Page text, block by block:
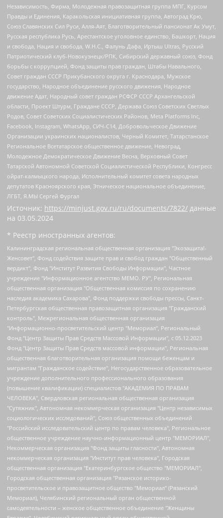
Независимость, Фирма, Молодежная правозащитная группа МПГ, Курсом
Правды и Единения, Каракольская инициативная группа, Автоград Крю,
Союз Славянских Сил Руси, Алля-Аят, Благотворительный пансионат Ак Умут,
Русская республика Русь, Арестантское уголовное единство, Башкорт, Нация
и свобода, Нация и свобода, W.H.С., Фалунь Дафа, Иртыш Ultras, Русский
Патриотический клуб-Новокузнецк/РПК, Сибирский державный союз, Фонд
борьбы с коррупцией, Фонд защиты прав граждан, Штабы Навального,
Совет граждан СССР Прикубанского округа г. Краснодара, Мужское
государство, Народное объединение русского движения, Народное
движение Адат, Народный совет граждан РСФСР СССР Архангельской
области, Проект Штурм, Граждане СССР, Держава Союз Советских Светлых
Родов, Совет Советских Социалистических Районов, Meta Platforms Inc,
Facebook, Instagram, WhatsApp, СИЧ-С14, Добровольческое Движение
Организации украинских националистов, Черный Комитет, Татарстанское
Региональное Всетатарское общественное движение, Невоград,
Молодежное Демократическое Движение Весна, Верховный Совет
Татарской Автономной Советской Социалистической Республики, Конгресс
ойрат-калмыцкого народа, Исполнительный комитет совета народных
депутатов Красноярского края, Этническое национальное объединение,
ЛГБТ, Я.МЫ Сергей Фургал
Источник: https://minjust.gov.ru/ru/documents/7822/ данные
на 03.05.2024
* Реестр иностранных агентов:
Калининградская региональная общественная организация "Экозащита!-Женсовет", Фонд содействия защите прав и свобод граждан "Общественный вердикт", Фонд "Институт Развития Свободы Информации", Частное учреждение "Информационное агентство МЕМО. РУ", Региональная общественная организация "Общественная комиссия по сохранению наследия академика Сахарова", Фонд поддержки свободы прессы, Санкт-Петербургская общественная правозащитная организация "Гражданский контроль", Межрегиональная общественная организация "Информационно-просветительский центр "Мемориал", Региональный Фонд "Центр Защиты Прав Средств Массовой Информации", с 05.12.2023 Фонд "Центр Защиты Прав Средств массовой информации", Региональная общественная благотворительная организация помощи беженцам и мигрантам "Гражданское содействие", Негосударственное образовательное учреждение дополнительного профессионального образования (повышение квалификации) специалистов "АКАДЕМИЯ ПО ПРАВАМ ЧЕЛОВЕКА", Свердловская региональная общественная организация "Сутяжник", Автономная некоммерческая организация "Центр независимых социологических исследований", Союз общественных объединений "Российский исследовательский центр по правам человека", Региональное общественное учреждение научно-информационный центр "МЕМОРИАЛ", Некоммерческая организация "Фонд защиты гласности", Автономная некоммерческая организация "Институт прав человека", Городская общественная организация "Екатеринбургское общество "МЕМОРИАЛ", Городская общественная организация "Рязанское историко-просветительское и правозащитное общество "Мемориал" (Рязанский Мемориал), Челябинский региональный орган общественной самодеятельности – женское общественное объединение "Женщины Евразии", Челябинский региональный орган общественной самодеятельности "Уральская правозащитная группа", Фонд содействия защите здоровья и социальной справедливости имени Андрея Рылькова, Автономная Некоммерческая Организация "Аналитический Центр Юрия Левады", Автономная некоммерческая организация социальной поддержки населения "Проект Апрель", Региональная общественная организация помощи женщинам и детям, находящимся в кризисной ситуации "Информационно-методический центр "Анна", Фонд содействия развитию массовых коммуникаций и правовому просвещению "Так-так-Так", Фонд содействия устойчивому развитию "Серебряная тайга", Свердловский региональный общественный фонд социальных проектов "Новое время", "Idel.Реалии", Кавказ.Реалии, Крым.Реалии, Телеканал Настоящее Время, Татаро-башкирская служба Радио Свобода (Azatliq Radiosi), Радио Свободная Европа/Радио Свобода (PCE/PC), "Сибирь.Реалии", "Фактограф", Благотворительный фонд помощи осужденным и их семьям, Автономная некоммерческая организация "Институт глобализации и социальных движений", Фонд "В защиту прав заключенных", Частное учреждение "Центр поддержки и содействия развитию средств массовой информации", Пензенский региональный общественный благотворительный фонд "Гражданский союз", "Север.Реалии", Некоммерческая организация Фонд "Правовая инициатива", Общество с ограниченной ответственностью "Радио Свободная Европа/Радио Свобода", Чешское информационное агентство "MEDIUM-ORIENT", Красноярская региональная общественная организация "Мы против СПИДа", Камалягин Денис Николаевич, Маркелов Сергей Евгеньевич, Пономарев Лев Александрович, Савицкая Людмила Алексеевна, Автономная некоммерческая организация "Центр по работе с проблемой насилия "НАСИЛИЮ.НЕТ", Межрегиональный профессиональный союз работников здравоохранения "Альянс врачей", Юридическое лицо, зарегистрированное в Латвийской Республике, SIA "Medusa Project" (регистрационный номер 40103797863, дата регистрации 10.06.2014), Некоммерческая организация "Фонд по борьбе с коррупцией", Автономная некоммерческая организация "Институт права и публичной политики", Баданин Роман Сергеевич, Гликин Максим Александрович, Железнова Мария Михайловна, Лукьянова Юлия Сергеевна, Маетная Елизавета Витальевна, Маняхин Петр Борисович, Чуракова Ольга Владимировна, Ярош Юлия Петровна, Юридическое лицо "The Insider SIA", зарегистрированное в Риге, Латвийская Республика (дата регистрации 26.06.2015), являющееся администратором доменного имени интернет-издания "The Insider SIA", https://theins.ru, Постернак Алексей Евгеньевич, Рубин Михаил Аркадьевич, Анин Роман Александрович, Юридическое лицо Istories fonds, зарегистрированное в Латвийской Республике (регистрационный номер 50008295751, дата регистрации 24.02.2020), Великовский Дмитрий Александрович, Долинина Ирина Николаевна, Мароховская Алеся Алексеевна, Шлейнов Роман Юрьевич, Шмагун Олеся Валентиновна, Общество с ограниченной ответственностью "Альтаир 2021", Общество с ограниченной ответственностью "Вега 2021", Общество с ограниченной ответственностью "Главный редактор 2021", Общество с ограниченной ответственностью "Ромашки монолит", Важенков Артем Валерьевич, Ивановская областная общественная организация "Центр гендерных исследований", Гурман Юрий Альбертович, Медиапроект "ОВД-Инфо", Егоров Владимир Владимирович, Жилинский Владимир Александрович, Общество с ограниченной ответственностью "ЗП", Иванова София Юрьевна, Карезина Инна Павловна, Кильтау Екатерина Викторовна, Петров Алексей Викторович, Пискунов Сергей Евгеньевич, Смирнов Сергей Сергеевич, Тихонов Михаил Сергеевич, Общество с ограниченной ответственностью "ЖУРНАЛИСТ-ИНОСТРАННЫЙ АГЕНТ", Арапова Галина Юрьевна, Вольтская Татьяна Анатольевна, Американская компания "Mason G.E.S. Anonymous Foundation" (США), являющаяся владельцем интернет-издания https://mnews.world/, Компания "Stichting Bellingcat", зарегистрированная в Нидерландах (дата регистрации 11.07.2018), Захаров Андрей Вячеславович, Клепиковская Екатерина Дмитриевна, Общество с ограниченной ответственностью "МЕМО", Перл Роман Александрович, Симонов Евгений Алексеевич, Соловьева Елена Анатольевна, Сотников Даниил Владимирович, Сурначева Елизавета Дмитриевна, Автономная некоммерческая организация по защите прав человека и информированию населения "Якутия – Наше Мнение", Общество с ограниченной ответственностью "Москоу диджитал медиа", с 26.01.2023 Общество с ограниченной ответственностью "Чайка Белые сады", Ветошкина Валерия Валерьевна, Заговора Максим Александрович, Межрегиональное общественное движение "Российская ЛГБТ - сеть", Оленичев Максим Владимирович, Павлов Иван Юрьевич, Скворцова Елена Сергеевна, Общество с ограниченной ответственностью "Как бы инагент", Кочетков Игорь Викторович, Общество с ограниченной ответственностью "Честные выборы", Еланчик Олег Александрович, Общество с ограниченной ответственностью "Нобелевский призыв", Гималова Регина Эмилевна, Григорьев Андрей Валерьевич, Григорьева Алина Александровна, Ассоциация по содействию защите прав призывников, альтернативнослужащих и военнослужащих "Правозащитная группа "Гражданин.Армия.Право", Хисамова Регина Фаритовна, Автономная некоммерческая организация по реализации социально-правовых программ "Лилит", Дальневосточное общественное движение "Маяк", Санкт-Петербургская ЛГБТ-инициативная группа "Выход", Инициативная группа ЛГБТ+ "Реверс", Алексеев Андрей Викторович, Бекбулатова Таисия Львовна, Беляев Иван Михайлович, Владыкина Елена Сергеевна, Гельман Марат Александрович, Никульшина Вероника Юрьевна, Толоконникова Надежда Андреевна, Шендерович Виктор Анатольевич, Общество с ограниченной ответственностью "Данное сообщение", Общество с ограниченной ответственностью Издательский дом "Новая глава", Айнбиндер Александра Александровна, Московский комьюнити-центр для ЛГБТ+инициатив, Благотворительный фонд развития филантропии, Deutsche Welle (Германия, Kurt-Schumacher-Strasse 3, 53113 Bonn), Борзунова Мария Михайловна, Воробьев Виктор Викторович, Голубева Анна Львовна, Константинова Алла Михайловна, Малкова Ирина Владимировна, Мурадов Мурад Абдулгалимович, Осетинская Елизавета Николаевна, Понасенков Евгений Николаевич, Ганапольский Матвей Юрьевич, Киселев Евгений Алексеевич, Борухович Ирина Григорьевна, Дремин Иван Тимофеевич, Дубровский Дмитрий Викторович, Красноярская региональная общественная организация поддержки и развития альтернативных образовательных технологий и межкультурных коммуникаций "ИНТЕРРА", Маяковская Екатерина Алексеевна, Фейгин Марк Захарович, Филимонов Андрей Викторович, Дзугкоева Регина Николаевна, Доброхотов Роман Александрович, Дудь Юрий Александрович, Елкин Сергей Владимирович, Кругликов Кирилл Игоревич, Сабунаева Мария Леонидовна, Семенов Алексей Владимирович, Шаинян Карен Багратович, Шульман Екатерина Михайловна, Асафьев Артур Валерьевич, Вахштайн Виктор Семенович, Венедиктов Алексей Алексеевич, Лушникова Екатерина Евгеньевна, Волков Леонид Михайлович, Невзоров Александр Глебович, Пархоменко Сергей Борисович, Сироткин Ярослав Николаевич, Кара-Мурза Владимир Владимирович, Баранова Наталья Владимировна, Гозман Леонид Яковлевич, Кагарлицкий Борис Юльевич, Климарев Михаил Валерьевич, Милов Владимир Станиславович, Автономная некоммерческая организация Краснодарский центр современного искусства "Типография", Моргенштерн Алишер Тагирович, Соболь Любовь Эдуардовна, Общество с ограниченной ответственностью "ЛИЗА НОРМ", Каспаров Гарри Кимович, Ходорковский Михаил Борисович, Общество с ограниченной ответственностью "Апрельские тезисы", Данилович Ирина Брониславовна, Кашин Олег Владимирович, Петров Николай Владимирович, Пивоваров Алексей Владимирович, Соколов Михаил Владимирович, Цветкова Юлия Владимировна, Чичваркин Евгений Александрович, Комитет против пыток/Команда против пыток, Общество с ограниченной ответственностью "Первый научный", Общество с ограниченной ответственностью "Вертолет и ко", Белоцерковская Вероника Борисовна, Кац Максим Евгеньевич, Лазарева Татьяна Юрьевна, Шаведдинов Руслан Табризович, Яшин Илья Валерьевич, Общество с ограниченной ответственностью "Иноагент ААВ", Алешковский Дмитрий Петрович, Альбац Евгения Марковна, Быков Дмитрий Львович, Галямина Юлия Евгеньевна, Лойко Сергей Леонидович, Мартынов Кирилл Константинович, Медведев Сергей Александрович, Крашенинников Федор Геннадиевич, Гордеева Катерина Вл